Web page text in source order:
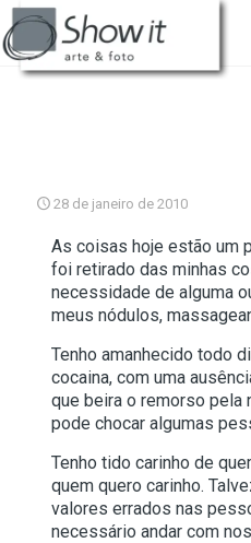
28 de janeiro de 2010
As coisas hoje estão um
foi retirado das minhas
necessidade de alguma
meus nódulos,
Tenho amanhecido todo
cocaina, com uma
que beira o remorso pela
pode chocar algumas
Tenho tido carinho de
quem quero carinho.
valores errados nas
necessário andar com